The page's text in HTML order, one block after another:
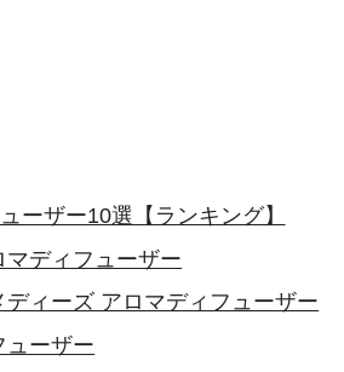
ーザー10選【ランキング】
ディフューザー
ィーズ アロマディフューザー
ューザー